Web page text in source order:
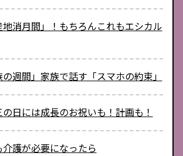
地消月間」！もちろんこれもエシカル
の週間」家族で話す「スマホの約束」
日には成長のお祝いも！計画も！
介護が必要になったら